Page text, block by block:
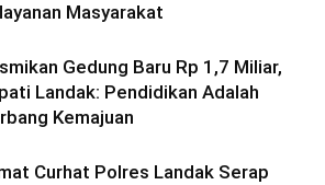
Masyarakat
Gedung Baru Rp 1,7 Miliar,
Landak: Pendidikan Adalah
Kemajuan
Curhat Polres Landak Serap